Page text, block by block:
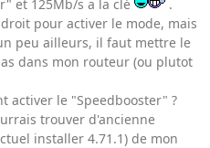
et 125Mb/s a la clé
.
pour activer le mode, mais
peu ailleurs, il faut mettre le
dans mon routeur (ou plutot
activer le "Speedbooster" ?
trouver d'ancienne
installer 4.71.1) de mon